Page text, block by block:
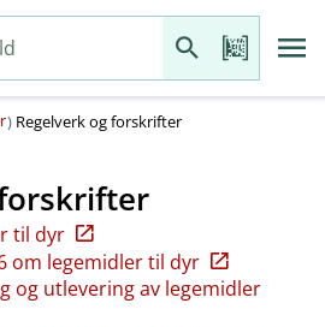
) Regelverk og forskrifter
til dyr
om legemidler til dyr
og utlevering av legemidler